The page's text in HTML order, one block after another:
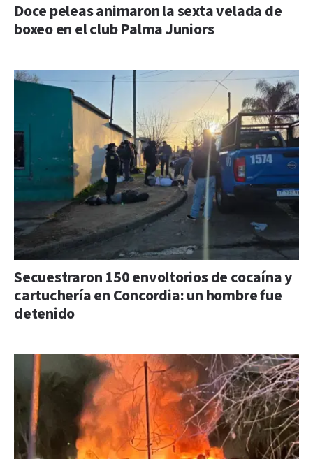
Doce peleas animaron la sexta velada de
boxeo en el club Palma Juniors
Secuestraron 150 envoltorios de cocaína y
cartuchería en Concordia: un hombre fue
detenido